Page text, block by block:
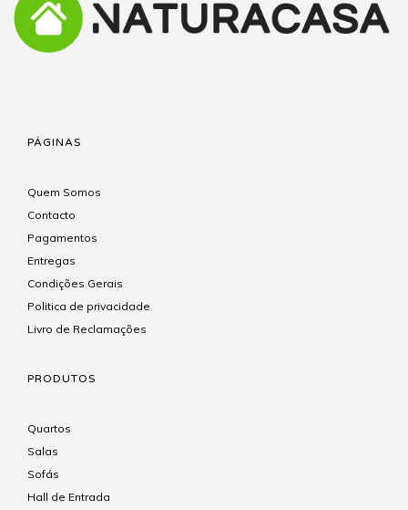
PÁGINAS
Quem Somos
Contacto
Pagamentos
Entregas
Condições Gerais
Politica de privacidade
Livro de Reclamações
PRODUTOS
Quartos
Salas
Sofás
Hall de Entrada